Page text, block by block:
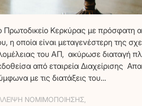
Πρωτοδικείο Κερκύρας με πρόσφατη
η οποία είναι μεταγενέστερη της
του ΑΠ, ακύρωσε διαταγή
από εταιρεία Διαχείρισης
με τις διατάξεις του…
ΝΟΜΙΜΟΠΟΙΗΣΗΣ